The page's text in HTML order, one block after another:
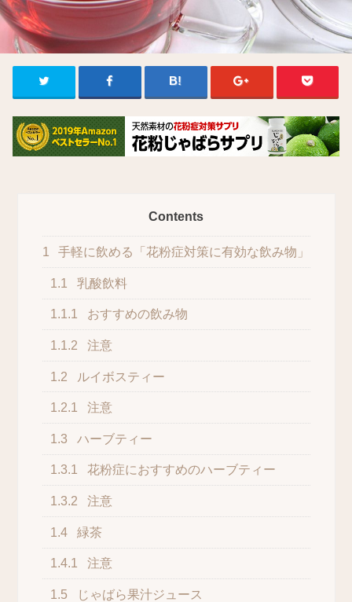
Contents
1 手軽に飲める「花粉症対策に有効な飲み物」
1.1 乳酸飲料
1.1.1 おすすめの飲み物
1.1.2 注意
1.2 ルイボスティー
1.2.1 注意
1.3 ハーブティー
1.3.1 花粉症におすすめのハーブティー
1.3.2 注意
1.4 緑茶
1.4.1 注意
1.5 じゃばら果汁ジュース